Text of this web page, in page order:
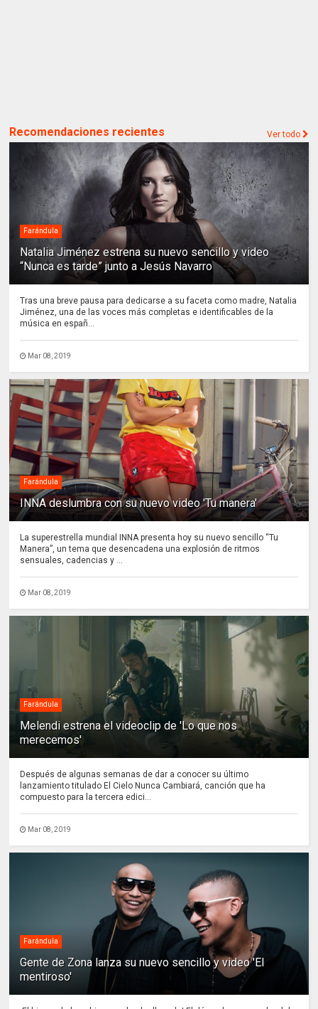
Recomendaciones recientes Ver todo
Farándula
Natalia Jiménez estrena su nuevo sencillo y video
“Nunca es tarde” junto a Jesús Navarro
Tras una breve pausa para dedicarse a su faceta como madre, Natalia
Jiménez, una de las voces más completas e identificables de la
música en españ...
Mar 08, 2019
Farándula
INNA deslumbra con su nuevo video 'Tu manera'
La superestrella mundial INNA presenta hoy su nuevo sencillo “Tu
Manera”, un tema que desencadena una explosión de ritmos
sensuales, cadencias y ...
Mar 08, 2019
Farándula
Melendi estrena el videoclip de 'Lo que nos
merecemos'
Después de algunas semanas de dar a conocer su último
lanzamiento titulado El Cielo Nunca Cambiará, canción que ha
compuesto para la tercera edici...
Mar 08, 2019
Farándula
Gente de Zona lanza su nuevo sencillo y video 'El
mentiroso'